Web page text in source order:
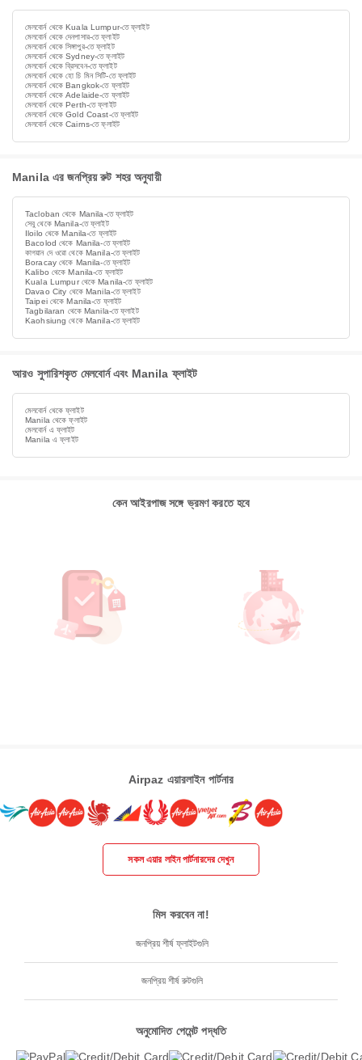
মেলবোর্ন থেকে Kuala Lumpur-তে ফ্লাইট
মেলবোর্ন থেকে দেনপাসার-তে ফ্লাইট
মেলবোর্ন থেকে সিঙ্গাপুর-তে ফ্লাইট
মেলবোর্ন থেকে Sydney-তে ফ্লাইট
মেলবোর্ন থেকে ব্রিসবেন-তে ফ্লাইট
মেলবোর্ন থেকে হো চি মিন সিটি-তে ফ্লাইট
মেলবোর্ন থেকে Bangkok-তে ফ্লাইট
মেলবোর্ন থেকে Adelaide-তে ফ্লাইট
মেলবোর্ন থেকে Perth-তে ফ্লাইট
মেলবোর্ন থেকে Gold Coast-তে ফ্লাইট
মেলবোর্ন থেকে Cairns-তে ফ্লাইট
Manila এর জনপ্রিয় রুট শহর অনুযায়ী
Tacloban থেকে Manila-তে ফ্লাইট
সেবু থেকে Manila-তে ফ্লাইট
Iloilo থেকে Manila-তে ফ্লাইট
Bacolod থেকে Manila-তে ফ্লাইট
কাগয়ান দে ওরো থেকে Manila-তে ফ্লাইট
Boracay থেকে Manila-তে ফ্লাইট
Kalibo থেকে Manila-তে ফ্লাইট
Kuala Lumpur থেকে Manila-তে ফ্লাইট
Davao City থেকে Manila-তে ফ্লাইট
Taipei থেকে Manila-তে ফ্লাইট
Tagbilaran থেকে Manila-তে ফ্লাইট
Kaohsiung থেকে Manila-তে ফ্লাইট
আরও সুপারিশকৃত মেলবোর্ন এবং Manila ফ্লাইট
মেলবোর্ন থেকে ফ্লাইট
Manila থেকে ফ্লাইট
মেলবোর্ন এ ফ্লাইট
Manila এ ফ্লাইট
কেন আইরপাজ সঙ্গে ভ্রমণ করতে হবে
Airpaz এয়ারলাইন পার্টনার
সকল এয়ার লাইন পার্টনারদের দেখুন
মিস করবেন না!
জনপ্রিয় শীর্ষ ফ্লাইটগুলি
জনপ্রিয় শীর্ষ রুটগুলি
অনুমোদিত পেমেন্ট পদ্ধতি